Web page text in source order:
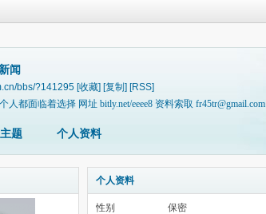
闻
bbs/?141295 [收藏] [复制] [RSS]
人都面临着选择 网址 bitly.net/eeee8 资料索取 fr45tr@gmail.com
主题 个人资料
个人资料
性别
保密